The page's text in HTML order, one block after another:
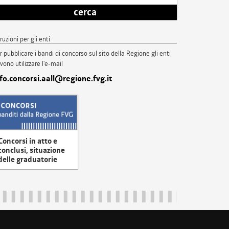
cerca
per gli enti
pubblicare i bandi di concorso sul sito della Regione gli enti
utilizzare l'e-mail
in atto e
situazione
graduatorie